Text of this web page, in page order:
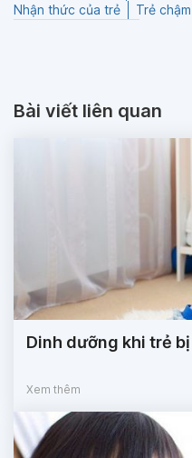
Nhận thức của trẻ
Trẻ
Bài viết liên quan
Dinh dưỡng khi trẻ
Xem thêm